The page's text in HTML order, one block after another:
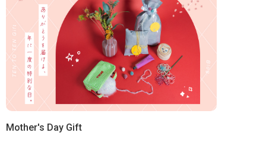
Mother's Day Gift